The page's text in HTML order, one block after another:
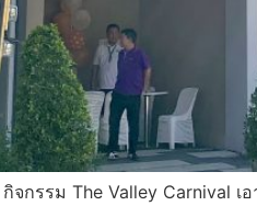
จกรรม The Valley Carnival